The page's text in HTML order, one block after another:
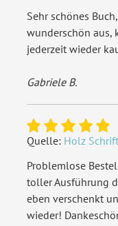
Sehr schönes
wunderschön aus,
jederzeit wieder
Gabriele B.
Quelle: Holz Schriftzug Deko
Problemlose
toller Ausführung
eben verschenkt
wieder!